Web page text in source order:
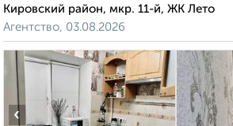
Кировский район, мкр. 11-й, ЖК Лето
Агентство, 03.08.2026
‹